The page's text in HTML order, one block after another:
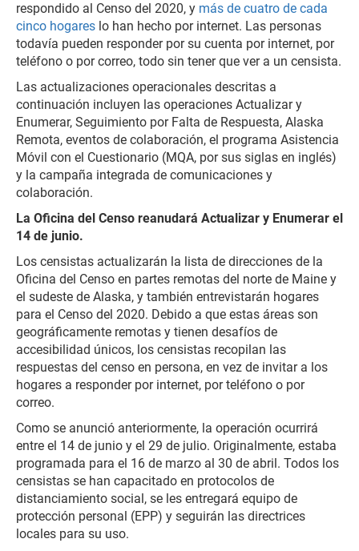
respondido al Censo del 2020, y más de cuatro de cada
cinco hogares lo han hecho por internet. Las personas
todavía pueden responder por su cuenta por internet, por
teléfono o por correo, todo sin tener que ver a un censista.
Las actualizaciones operacionales descritas a
continuación incluyen las operaciones Actualizar y
Enumerar, Seguimiento por Falta de Respuesta, Alaska
Remota, eventos de colaboración, el programa Asistencia
Móvil con el Cuestionario (MQA, por sus siglas en inglés)
y la campaña integrada de comunicaciones y
colaboración.
La Oficina del Censo reanudará Actualizar y Enumerar el
14 de junio.
Los censistas actualizarán la lista de direcciones de la
Oficina del Censo en partes remotas del norte de Maine y
el sudeste de Alaska, y también entrevistarán hogares
para el Censo del 2020. Debido a que estas áreas son
geográficamente remotas y tienen desafíos de
accesibilidad únicos, los censistas recopilan las
respuestas del censo en persona, en vez de invitar a los
hogares a responder por internet, por teléfono o por
correo.
Como se anunció anteriormente, la operación ocurrirá
entre el 14 de junio y el 29 de julio. Originalmente, estaba
programada para el 16 de marzo al 30 de abril. Todos los
censistas se han capacitado en protocolos de
distanciamiento social, se les entregará equipo de
protección personal (EPP) y seguirán las directrices
locales para su uso.